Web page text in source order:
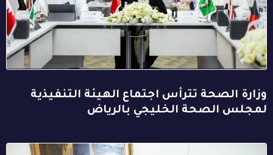
وزارة الصحة تترأس اجتماع الهيئة التنفيذية
لمجلس الصحة الخليجي بالرياض